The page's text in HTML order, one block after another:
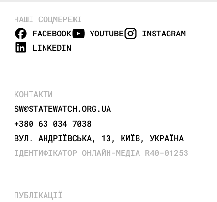
НАШІ СОЦМЕРЕЖІ
FACEBOOK
YOUTUBE
INSTAGRAM
LINKEDIN
КОНТАКТИ
SW@STATEWATCH.ORG.UA
+380 63 034 7038
ВУЛ. АНДРІЇВСЬКА, 13, КИЇВ, УКРАЇНА
ІДЕНТИФІКАТОР ОНЛАЙН-МЕДІА R40-01253
ПУБЛІКАЦІЇ